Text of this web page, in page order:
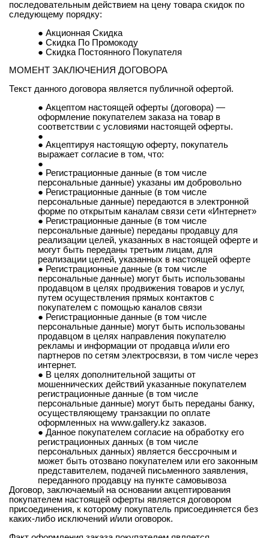
последовательным действием на цену товара скидок по
следующему порядку:
Акционная Скидка
Скидка По Промокоду
Скидка Постоянного Покупателя
МОМЕНТ ЗАКЛЮЧЕНИЯ ДОГОВОРА
Текст данного договора является публичной офертой.
Акцептом настоящей оферты (договора) —
оформление покупателем заказа на товар в
соответствии с условиями настоящей оферты.
Акцептируя настоящую оферту, покупатель
выражает согласие в том, что:
Регистрационные данные (в том числе
персональные данные) указаны им добровольно
Регистрационные данные (в том числе
персональные данные) передаются в электронной
форме по открытым каналам связи сети «Интернет»
Регистрационные данные (в том числе
персональные данные) переданы продавцу для
реализации целей, указанных в настоящей оферте и
могут быть переданы третьим лицам, для
реализации целей, указанных в настоящей оферте
Регистрационные данные (в том числе
персональные данные) могут быть использованы
продавцом в целях продвижения товаров и услуг,
путем осуществления прямых контактов с
покупателем с помощью каналов связи
Регистрационные данные (в том числе
персональные данные) могут быть использованы
продавцом в целях направления покупателю
рекламы и информации от продавца и/или его
партнеров по сетям электросвязи, в том числе через
интернет.
В целях дополнительной защиты от
мошеннических действий указанные покупателем
регистрационные данные (в том числе
персональные данные) могут быть переданы банку,
осуществляющему транзакции по оплате
оформленных на www.gallery.kz заказов.
Данное покупателем согласие на обработку его
регистрационных данных (в том числе
персональных данных) является бессрочным и
может быть отозвано покупателем или его законным
представителем, подачей письменного заявления,
переданного продавцу на пункте самовывоза
Договор, заключаемый на основании акцептирования
покупателем настоящей оферты является договором
присоединения, к которому покупатель присоединяется без
каких-либо исключений и/или оговорок.